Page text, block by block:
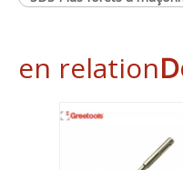
en relation